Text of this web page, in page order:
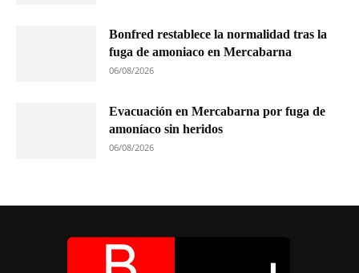
Bonfred restablece la normalidad tras la
fuga de amoniaco en Mercabarna
06/08/2026
Evacuación en Mercabarna por fuga de
amoníaco sin heridos
06/08/2026